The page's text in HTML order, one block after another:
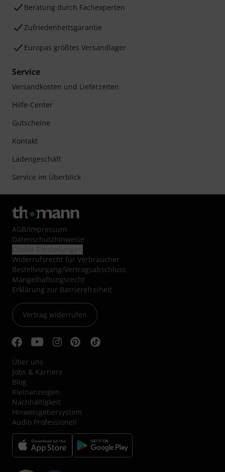
Beratung durch Fachexperten
Zufriedenheitsgarantie
Europas größtes Versandlager
Service
Versandkosten und Lieferzeiten
Hilfe-Center
Gutscheine
Kontakt
Ladengeschäft
Service im Überblick
AGB/Impressum
Datenschutzhinweise
Widerrufsrecht für Verbraucher
Bestellvorgang/Vertragsabschluss
Mängelhaftungsrecht
Erklärung zur Barrierefreiheit
Vertrag widerrufen
Über uns
Jobs & Karriere
Blog
Kleinanzeigen
Nachhaltigkeit
Hinweisgebersystem
Audio Professionell